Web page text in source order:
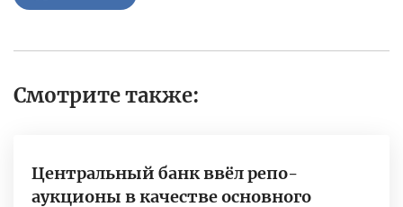
Смотрите также:
Центральный банк ввёл репо-
аукционы в качестве основного